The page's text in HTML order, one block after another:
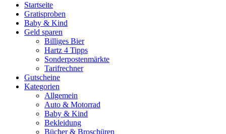
Startseite
Gratisproben
Baby & Kind
Geld sparen
Billiges Bier
Hartz 4 Tipps
Sonderpostenmärkte
Tarifrechner
Gutscheine
Kategorien
Allgemein
Auto & Motorrad
Baby & Kind
Bekleidung
Bücher & Broschüren